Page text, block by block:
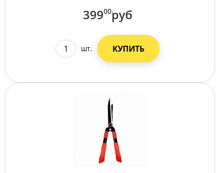
39900руб
шт. КУПИТЬ